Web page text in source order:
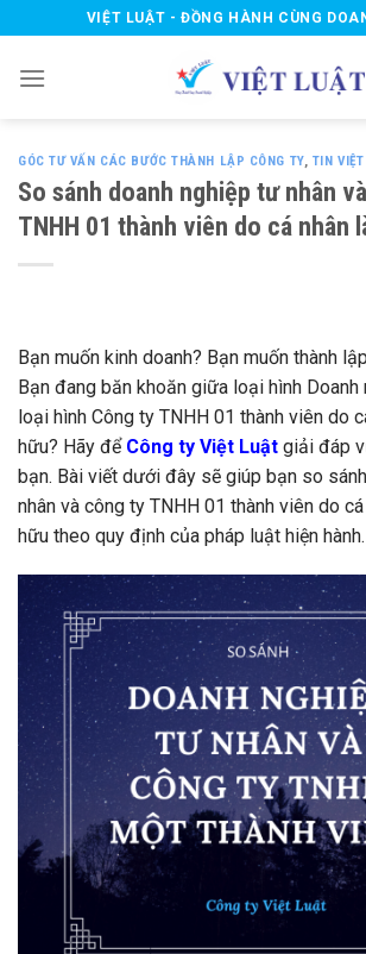
to
content
VIỆT LUẬT - ĐỒNG HÀNH CÙNG
GÓC TƯ VẤN CÁC BƯỚC THÀNH LẬP CÔNG TY, TIN
So sánh doanh nghiệp tư nhân
TNHH 01 thành viên do cá nhân
Bạn muốn kinh doanh? Bạn muốn thành
Bạn đang băn khoăn giữa loại hình Doanh
loại hình Công ty TNHH 01 thành viên do
hữu? Hãy để Công ty Việt Luật giải đáp
bạn. Bài viết dưới đây sẽ giúp bạn so
nhân và công ty TNHH 01 thành viên do
hữu theo quy định của pháp luật hiện hành.